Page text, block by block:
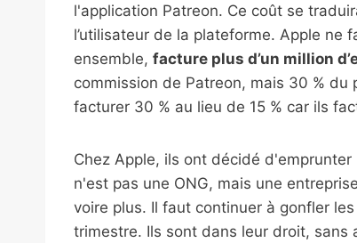
l'application Patreon. Ce coût se
l’utilisateur de la plateforme. Apple ne
ensemble, facture plus d’un million
commission de Patreon, mais 30 %
facturer 30 % au lieu de 15 % car ils
Chez Apple, ils ont décidé
n'est pas une ONG, mais une
voire plus. Il faut continuer à gonfler
trimestre. Ils sont dans leur droit,